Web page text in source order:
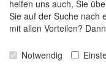
Adriaen
3115 JE SCHIEDAM
Die Niederlande
helfen uns auch, Sie
Sie auf der Suche nach
mit allen Vorteilen?
Notwendig